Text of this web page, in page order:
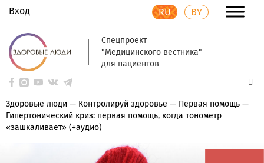
Вход RU BY
Спецпроект
"Медицинского вестника"
для пациентов
Здоровые люди — Контролируй здоровье — Первая помощь —
Гипертонический криз: первая помощь, когда тонометр
«зашкаливает» (+аудио)